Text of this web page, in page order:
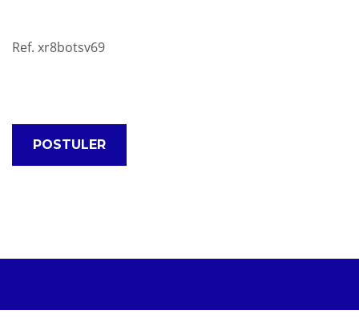
Ref. xr8botsv69